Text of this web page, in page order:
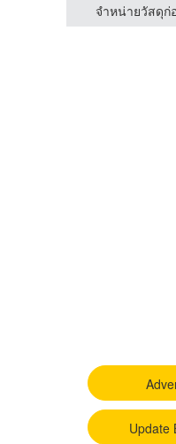
จำหน่ายวัสดุก่
Update